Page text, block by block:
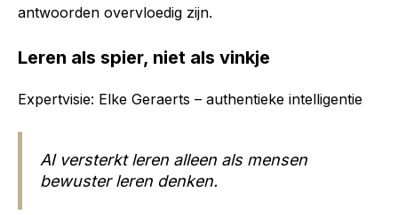
antwoorden overvloedig zijn.
Leren als spier, niet als vinkje
Expertvisie: Elke Geraerts – authentieke intelligentie
AI versterkt leren alleen als mensen
bewuster leren denken.